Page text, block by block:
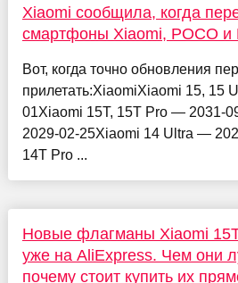
Xiaomi сообщила, когда
смартфоны Xiaomi, POCO и
Вот, когда точно обновления
прилетать:XiaomiXiaomi 15, 15
01Xiaomi 15T, 15T Pro — 2031-
2029-02-25Xiaomi 14 Ultra —
14T Pro ...
Новые флагманы Xiaomi
уже на AliExpress. Чем они
почему стоит купить их